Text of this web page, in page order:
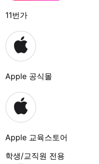
11번가
Apple 공식몰
Apple 교육스토어
학생/교직원 전용